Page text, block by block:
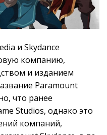
и Skydance
компанию,
и изданием
Paramount
что ранее
Studios, однако это
компаний,